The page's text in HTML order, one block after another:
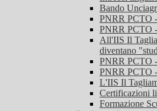
Bando
PNRR PCTO
PNRR PCTO
All'IIS Il
diventano
PNRR PCTO
PNRR PCTO
L'IIS Il
Certificazioni
Formazione